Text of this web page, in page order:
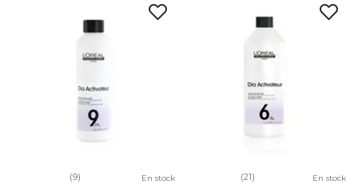
(9) En stock (21) En stock